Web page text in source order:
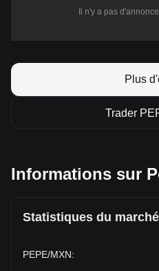
Il n'y a pas
Plus
Trader
Informations sur
Statistiques du marché
PEPE/MXN: